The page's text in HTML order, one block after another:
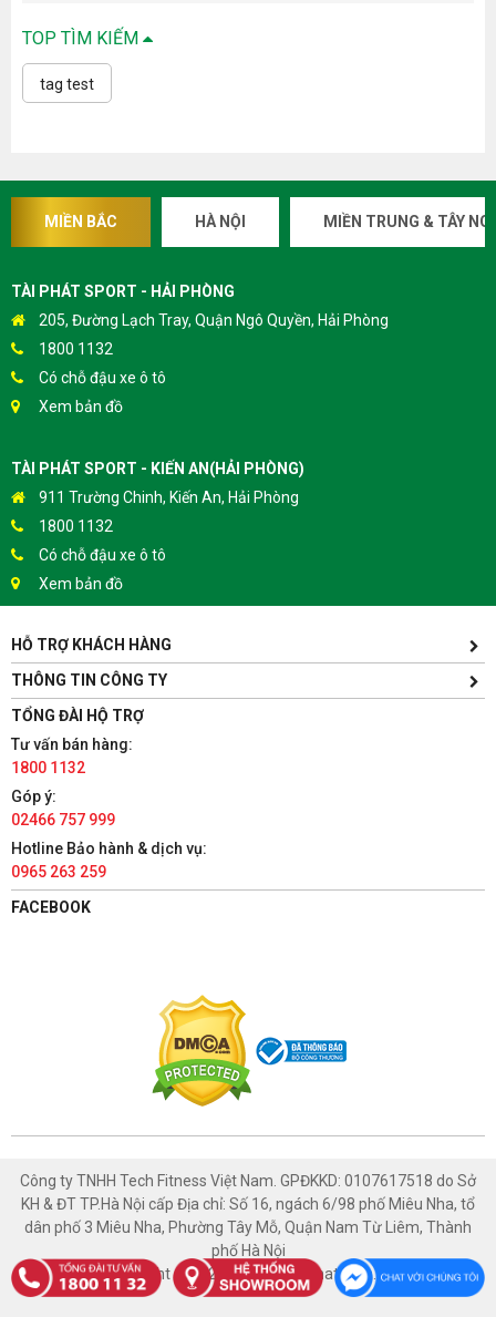
TOP TÌM KIẾM
tag test
MIỀN BẮC HÀ NỘI MIỀN TRUNG & TÂY
TÀI PHÁT SPORT - HẢI PHÒNG
205, Đường Lạch Tray, Quận Ngô Quyền, Hải Phòng
1800 1132
Có chỗ đậu xe ô tô
Xem bản đồ
TÀI PHÁT SPORT - KIẾN AN(HẢI PHÒNG)
911 Trường Chinh, Kiến An, Hải Phòng
1800 1132
Có chỗ đậu xe ô tô
Xem bản đồ
TÀI PHÁT SPORT - HƯNG YÊN
Yên Lịch, Xã Dân Tiến, Huyện Khoái Châu, Hưng Yên(Gần
Trường ĐH Sư Phạm Kỹ Thuật Hưng Yên cách 300m)
1800 1132
Có chỗ đậu xe ô tô
TÀI PHÁT SPORT - HÀ NAM
86 Châu Cầu, Phường Minh Khai, Thành phố Phủ Lý, Hà Nam
1800 1132
TÀI PHÁT SPORT - NAM ĐỊNH
447 Trường Chinh, Phường Thống Nhất, Thành phố Nam Định,
Có chỗ đậu xe ô tô
TÀI PHÁT SPORT - HÒA BÌNH
1129 Đường An Dương Vương, Tổ 2, Phường Thống Nhất,
Thành phố Hòa Bình, Hòa Bình
TỔNG ĐÀI HỘ TRỢ
Tư vấn bán hàng:
1800 1132
Góp ý:
02466 757 999
Hotline Bảo hành & dịch vụ:
0965 263 259
HỖ TRỢ KHÁCH HÀNG
THÔNG TIN CÔNG TY
FACEBOOK
Công ty TNHH Tech Fitness Việt Nam. GPĐKKD: 0107617518 do Sở
KH & ĐT TP.Hà Nội cấp Địa chỉ: Số 16, ngách 6/98 phố Miêu Nha, tổ
dân phố 3 Miêu Nha, Phường Tây Mỗ, Quận Nam Từ Liêm, Thành
phố Hà Nội
Copyright © 2021 Thethaotaiphat.com.vn